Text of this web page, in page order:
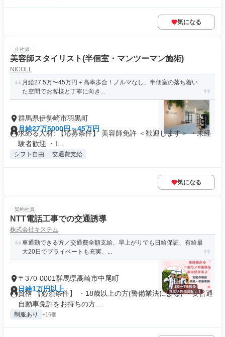
気になる
正社員
美容師スタイリスト(半個室・マンツーマン施術)
NICOLL
月給27.5万〜45万円＋高率歩合！ノルマなし、半個室の落ち着い
た空間でお客様と丁寧に向き...
群馬県伊勢崎市羽黒町
月給27万5000円～45万円
求める人材: 【応募条件】 美容師免許 ＜歓迎します＞ ・未経
験者歓迎 ・I...
シフト自由 交通費支給
気になる
契約社員
NTT電話工事での交通誘導
株式会社キステム
車通勤できる方／交通費全額支給、早上がりでも日給保証、有給最
大20日でプライベートも充実、...
〒370-0001群馬県高崎市中尾町
日給1万円以上
資格 【必須条件】 ・18歳以上の方(警備業法による) ・要普通
自動車免許をお持ちの方...
制服あり +16個